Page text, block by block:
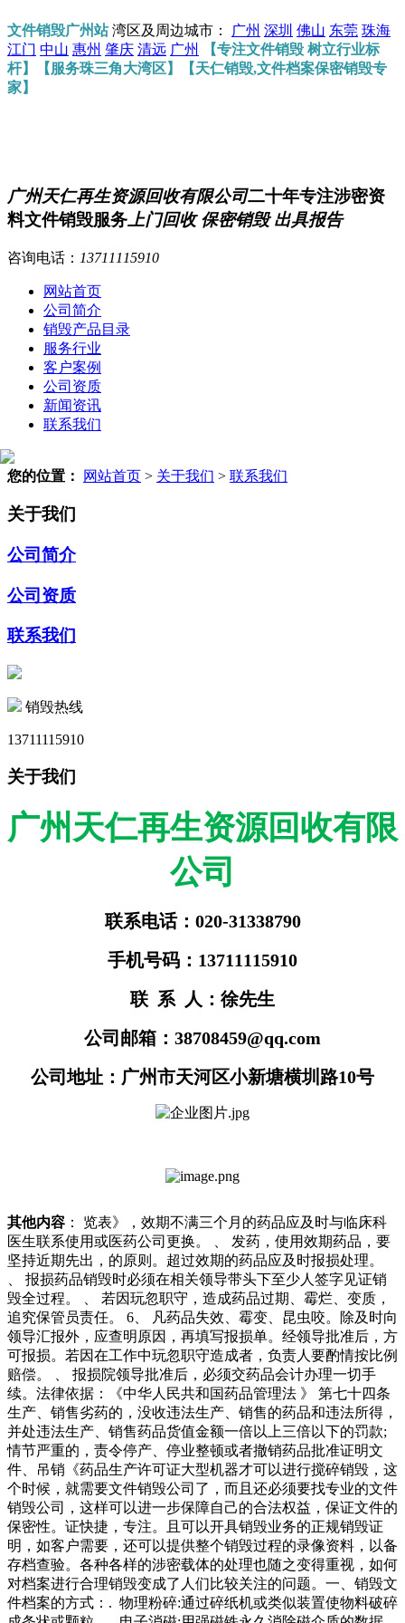
文件销毁广州站湾区及周边城市： 广州 深圳 佛山 东莞 珠海
江门 中山 惠州 肇庆 清远 广州
【专注文件销毁 树立行业标
杆】【服务珠三角大湾区】【天仁销毁,文件档案保密销毁专
家】
广州天仁再生资源回收有限公司二十年专注涉密资
料文件销毁服务 上门回收 保密销毁 出具报告
咨询电话： 13711115910
网站首页
公司简介
销毁产品目录
服务行业
客户案例
公司资质
新闻资讯
联系我们
您的位置： 网站首页 > 关于我们 > 联系我们
关于我们
公司简介
公司资质
联系我们
销毁热线
13711115910
关于我们
广州天仁再生资源回收有限
公司
联系电话：020-31338790
手机号码：13711115910
联 系 人：徐先生
公司邮箱：38708459@qq.com
公司地址：广州市天河区小新塘横圳路10号
其他内容 ： 览表》，效期不满三个月的药品应及时与临床科
医生联系使用或医药公司更换。 、 发药，使用效期药品，要
坚持近期先出，的原则。超过效期的药品应及时报损处理。
、 报损药品销毁时必须在相关领导带头下至少人签字见证销
毁全过程。 、 若因玩忽职守，造成药品过期、霉烂、变质，
追究保管员责任。 6、 凡药品失效、霉变、昆虫咬。除及时向
领导汇报外，应查明原因，再填写报损单。经领导批准后，方
可报损。若因在工作中玩忽职守造成者，负责人要酌情按比例
赔偿。 、 报损院领导批准后，必须交药品会计办理一切手
续。法律依据：《中华人民共和国药品管理法 》 第七十四条
生产、销售劣药的，没收违法生产、销售的药品和违法所得，
并处违法生产、销售药品货值金额一倍以上三倍以下的罚款;
情节严重的，责令停产、停业整顿或者撤销药品批准证明文
件、吊销《药品生产许可证大型机器才可以进行搅碎销毁，这
个时候，就需要文件销毁公司了，而且还必须要找专业的文件
销毁公司，这样可以进一步保障自己的合法权益，保证文件的
保密性。证快捷，专注。且可以开具销毁业务的正规销毁证
明，如客户需要，还可以提供整个销毁过程的录像资料，以备
存档查验。各种各样的涉密载体的处理也随之变得重视，如何
对档案进行合理销毁变成了人们比较关注的问题。一、销毁文
件档案的方式：. 物理粉碎:通过碎纸机或类似装置使物料破碎